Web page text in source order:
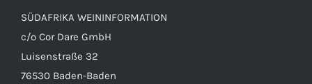
SÜDAFRIKA WEININFORMATION
c/o Cor Dare GmbH
Luisenstraße 32
76530 Baden-Baden